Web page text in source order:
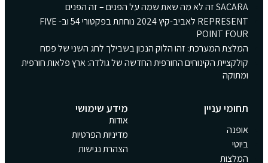
SACARA זה לא מה שאת שמה על הפנים – זה הפנים
REPRESENT לאביב-קיץ 2024 נוחתת בפקטורי 54 וב- FIVE
POINT FOUR
המלצת המערכת: זהו הלוק הנכון בשבילך לחג השני של פסח
קולקציית הקינוחים החורפית החדשה של גולדה: ארץ פלאות חורפית
ומתוקה
תחומי עניין
אופנה
ביוטי
המלצות
מידע שימושי
אודות
מדיניות הפרטיות
הצהרת נגישות